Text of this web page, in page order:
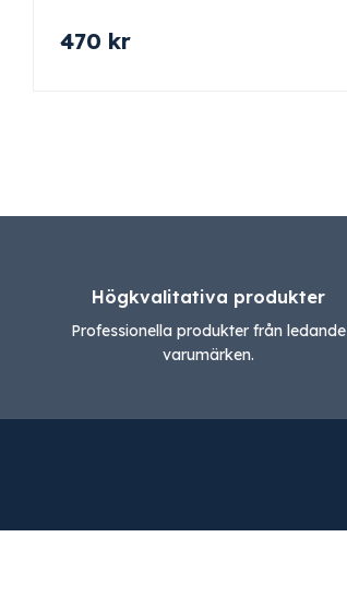
470 kr
Högkvalitativa produkter
Professionella produkter från ledande
varumärken.